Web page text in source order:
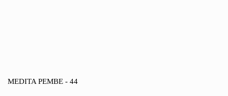
MEDITA PEMBE - 44